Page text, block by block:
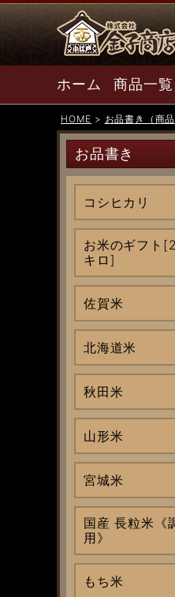
検索
ホーム 商品一覧
HOME お品書き（商品
お品書き
コシヒカリ
お米のギフト
キロ]
佐賀米
北海道米
秋田米
山形米
宮城米
国産 長粒米《
用》
もち米